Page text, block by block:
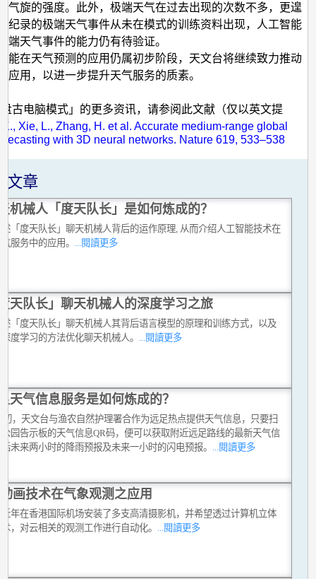
气旋的强度。此外，极端天气在过去出现的次数不多，更遑
纪录的极端天气事件从未在模式的训练资料出现，人工智能
端天气事件的能力仍有待验证。
能在天气预测的应用仍属初步阶段，天文台将继续致力推动
应用，以进一步提升天气服务的质素。
古电脑模式」的更多资讯，请参阅此文献（仅以英文提
Xie, L., Zhang, H. et al. Accurate medium-range global
with 3D neural networks. Nature 619, 533–538
文章
机械人「度天队长」是如何炼成的？
「度天队长」聊天机械人背后的运作原理, 从而介绍人工智能技术在
服务中的应用。
...閱讀更多
天队长」聊天机械人的深度学习之旅
「度天队长」聊天机械人其背后语言模型的原理和训练方式，以及
度学习的方法优化聊天机械人。 ...閱讀更多
天气信息服务是如何炼成的？
初，天文台与渔农自然护理署合作为远足热点提供天气信息，只要扫
园告示板的天气信息QR码，便可以获取附近远足路线的最新天气信
未来两小时的降雨预报及未来一小时的闪电预报。
...閱讀更多
画技术在气象观测之应用
年在香港国际机场安装了多支高清摄影机，并希望透过计算机立体
，对云相关的观测工作进行自动化。 ...閱讀更多